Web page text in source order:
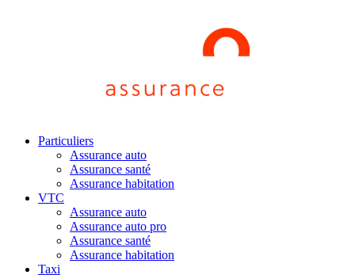
Particuliers
Assurance auto
Assurance santé
Assurance habitation
VTC
Assurance auto
Assurance auto pro
Assurance santé
Assurance habitation
Taxi